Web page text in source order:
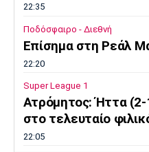
22:35
Ποδόσφαιρο - Διεθνή
Επίσημα στη Ρεάλ
22:20
Super League 1
Ατρόμητος: Ήττα
στο τελευταίο
22:05